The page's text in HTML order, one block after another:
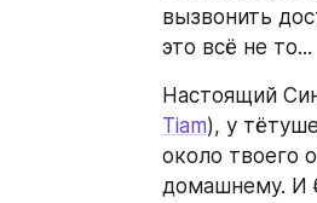
вызвонить
это всё не то...
Настоящий
Tiam), у
около твоего
домашнему. И